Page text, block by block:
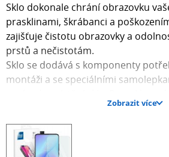
Sklo dokonale chrání obrazovku
prasklinami, škrábanci a
zajišťuje čistotu obrazovky a
prstů a nečistotám.
Sklo se dodává s komponenty
montáži a se speciálními
celoplošnému lepidlu dokonale
zanechání vzduchových bublin a
lze sklo snadno odstranit bez
Hrany skla jsou zaoblené, což
Zobrazit více